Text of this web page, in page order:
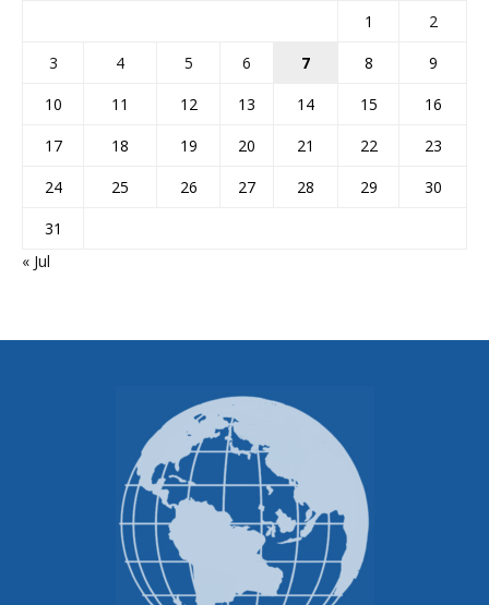
1
2
3
4 5 6 7 8
9
10
11 12 13 14 15
16
17
18 19 20 21 22
23
24
25 26 27 28 29
30
31
« Jul